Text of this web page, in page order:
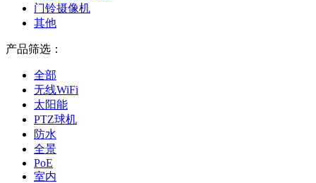
门铃摄像机
其他
产品筛选：
全部
无线WiFi
太阳能
PTZ球机
防水
全景
PoE
室内